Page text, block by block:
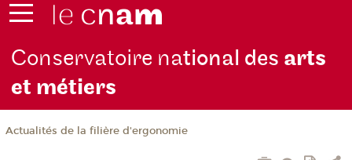
Conservatoire national des arts
et métiers
Actualités de la filière d'ergonomie